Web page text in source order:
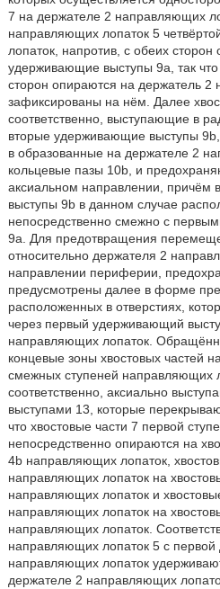
7 на держателе 2 направляющих
направляющих лопаток 5
лопаток, напротив, с обеих
удерживающие выступы 9а, так что
сторон опираются на держатель 2
зафиксированы на нём. Далее
соответственно, выступающие в
вторые удерживающие выступы
в образованные на держателе 2
кольцевые пазы 10b, и
аксиальном направлении, причём
выступы 9b в данном случае
непосредственно смежно с
9а. Для предотвращения
относительно держателя 2
направлении периферии,
предусмотрены далее в форме
расположенных в отверстиях,
через первый удерживающий
направляющих лопаток.
концевые зоны хвостовых частей
смежных ступеней направляющих
соответственно, аксиально
выступами 13, которые
что хвостовые части 7 первой
непосредственно опираются на
4b направляющих лопаток,
направляющих лопаток на
направляющих лопаток и
направляющих лопаток на
направляющих лопаток.
направляющих лопаток 5 с первой
направляющих лопаток
держателе 2 направляющих